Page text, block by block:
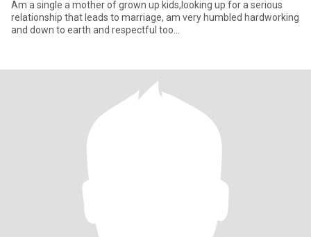
Am a single a mother of grown up kids,looking up for a serious
relationship that leads to marriage, am very humbled hardworking
and down to earth and respectful too...